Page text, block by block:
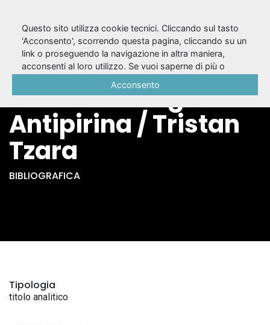
La prima avventura
celeste del signor
Antipirina / Tristan
Tzara
BIBLIOGRAFICA
Tipologia
titolo analitico
Questo sito utilizza cookie tecnici. Cliccando sul tasto
'Acconsento', scorrendo questa pagina, cliccando su un
link o proseguendo la navigazione in altra maniera,
acconsenti al loro utilizzo. Se vuoi saperne di più o
Acconsento